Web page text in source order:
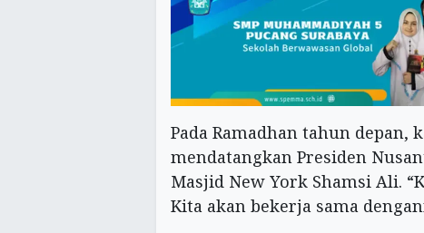
Pada Ramadhan tahun depan,
mendatangkan Presiden
Masjid New York Shamsi Ali.
Kita akan bekerja sama